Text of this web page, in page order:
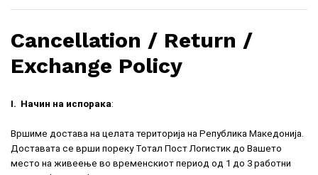
Cancellation / Return /
Exchange Policy
I. Начин на испорака:
Вршиме достава на целата територија на Република Македонија.
Доставата се врши пореку Тотал Пост Логистик до Вашето
место на живеење во временскиот период од 1 до 3 работни